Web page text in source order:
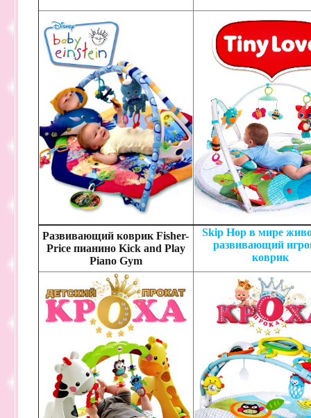
Развивающий коврик Fisher-
Price пианино Kick and Play
Piano Gym
Skip Hop в мире
развивающий
коврик